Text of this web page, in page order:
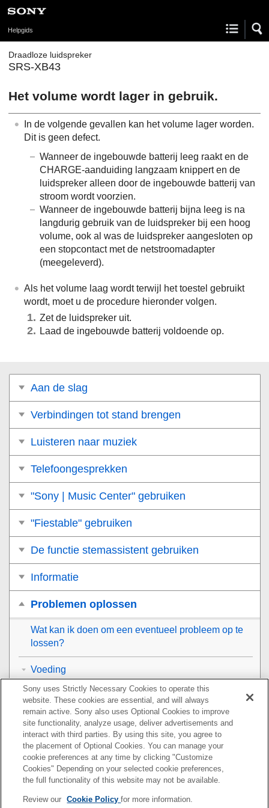
Helpgids
Draadloze luidspreker
SRS-XB43
Het volume wordt lager in gebruik.
In de volgende gevallen kan het volume lager worden.
Dit is geen defect.
Wanneer de ingebouwde batterij leeg raakt en de
CHARGE-aanduiding langzaam knippert en de
luidspreker alleen door de ingebouwde batterij van
stroom wordt voorzien.
Wanneer de ingebouwde batterij bijna leeg is na
langdurig gebruik van de luidspreker bij een hoog
volume, ook al was de luidspreker aangesloten op
een stopcontact met de netstroomadapter
(meegeleverd).
Als het volume laag wordt terwijl het toestel gebruikt
wordt, moet u de procedure hieronder volgen.
Zet de luidspreker uit.
Laad de ingebouwde batterij voldoende op.
Aan de slag
Verbindingen tot stand brengen
Luisteren naar muziek
Telefoongesprekken
"Sony | Music Center" gebruiken
"Fiestable" gebruiken
De functie stemassistent gebruiken
Informatie
Problemen oplossen
Wat kan ik doen om een eventueel probleem op te
lossen?
Voeding
Geluid
Geen geluidsweergave/Alleen geluidsweergave uit
één luidspreker/Laag volume/Vervormde
geluidsweergave/Brommen of ruis in de
geluidsweergave van de luidspreker/Geen
stemgeluid of laag stemvolume van
telefoongesprekken
Het volume wordt lager in gebruik.
Sony uses Strictly Necessary Cookies to operate this
website. These cookies are essential, and will always
remain active. Sony also uses Optional Cookies to improve
site functionality, analyze usage, deliver advertisements and
interact with third parties. By using this site, you agree to
the placement of Optional Cookies. You can manage your
cookie preferences at any time by clicking "Customize
Cookies" Depending on your selected cookie preferences,
the full functionality of this website may not be available.
Review our Cookie Policyfor more information.